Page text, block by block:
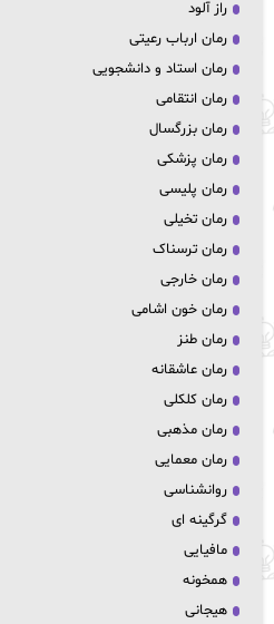
راز آلود
رمان ارباب رعیتی
رمان استاد و دانشجویی
رمان انتقامی
رمان بزرگسال
رمان پزشکی
رمان پلیسی
رمان تخیلی
رمان ترسناک
رمان خارجی
رمان خون اشامی
رمان طنز
رمان عاشقانه
رمان کلکلی
رمان مذهبی
رمان معمایی
روانشناسی
گرگینه ای
مافیایی
همخونه
هیجانی